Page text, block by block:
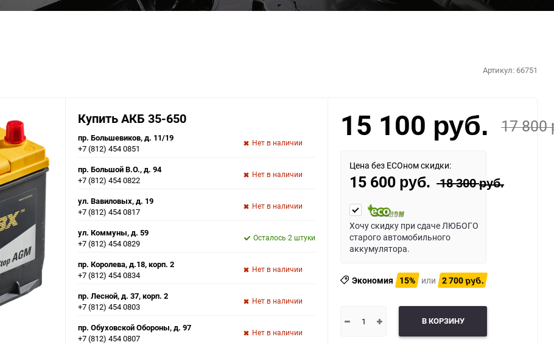
Артикул: 66751
Купить АКБ 35-650
пр. Большевиков, д. 11/19
+7 (812) 454 0851
Нет в наличии
пр. Большой В.О., д. 94
+7 (812) 454 0822
Нет в наличии
ул. Вавиловых, д. 19
+7 (812) 454 0817
Нет в наличии
ул. Коммуны, д. 59
+7 (812) 454 0829
Осталось 2 штуки
пр. Королева, д.18, корп. 2
+7 (812) 454 0834
Нет в наличии
пр. Лесной, д. 37, корп. 2
+7 (812) 454 0803
Нет в наличии
пр. Обуховской Обороны, д. 97
+7 (812) 454 0807
Нет в наличии
15 100 руб. 17 800
Цена без ECOном скидки:
15 600 руб. 18 300руб.
Хочу скидку при сдаче ЛЮБОГО
старого автомобильного
аккумулятора.
Экономия 15% или 2 700 руб.
В КОРЗИНУ